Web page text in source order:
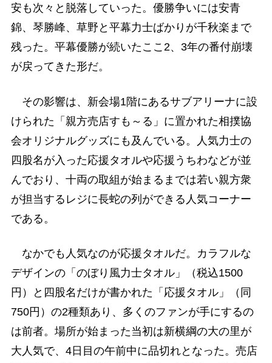
安も次々と脱落していった。優勝争いには安青
錦、琴勝峰、草野と平幕力士ばかりが千秋楽まで
残った。平幕優勝が続いたここ2、3年の番付崩壊
が戻ってきた形だ。
その影響は、新会場1階にあるサブアリーナに設
けられた「親方売店すも～る」に置かれた相撲協
会オリジナルグッズにも及んでいる。人気力士の
四股名が入った応援タオルや応援うちわなどが並
んでおり、十両の取組が始まるまでは若い親方衆
が担当するレジに長蛇の列ができる人気コーナー
である。
なかでも人気なのが応援タオルだ。カラフルな
デザインの「のぼり風力士タオル」（税込1500
円）と四股名だけが書かれた「応援タオル」（同
750円）の2種類あり、多くのファンが手にするの
は前者。場所が始まった当初は新横綱の大の里が
大人気で、4日目の午前中に品切れとなった。売店